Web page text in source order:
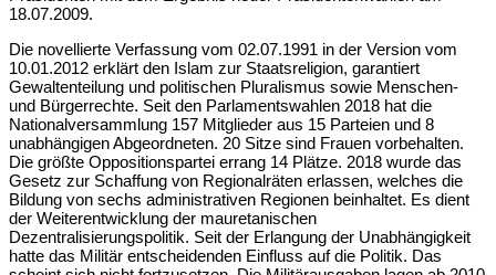
18.07.2009.
Die novellierte Verfassung vom 02.07.1991 in der Version vom
10.01.2012 erklärt den Islam zur Staatsreligion, garantiert
Gewaltenteilung und politischen Pluralismus sowie Menschen-
und Bürgerrechte. Seit den Parlamentswahlen 2018 hat die
Nationalversammlung 157 Mitglieder aus 15 Parteien und 8
unabhängigen Abgeordneten. 20 Sitze sind Frauen vorbehalten.
Die größte Oppositionspartei errang 14 Plätze. 2018 wurde das
Gesetz zur Schaffung von Regionalräten erlassen, welches die
Bildung von sechs administrativen Regionen beinhaltet. Es dient
der Weiterentwicklung der mauretanischen
Dezentralisierungspolitik. Seit der Erlangung der Unabhängigkeit
hatte das Militär entscheidenden Einfluss auf die Politik. Das